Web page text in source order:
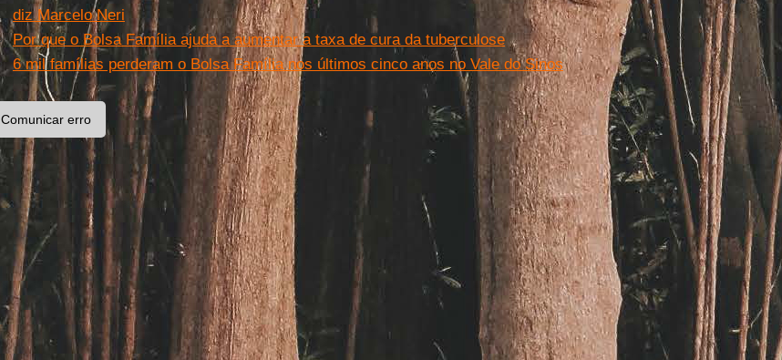
diz Marcelo Neri
Por que o Bolsa Família ajuda a aumentar a taxa de cura da tuberculose
6 mil famílias perderam o Bolsa Família nos últimos cinco anos no Vale do Sinos
Comunicar erro